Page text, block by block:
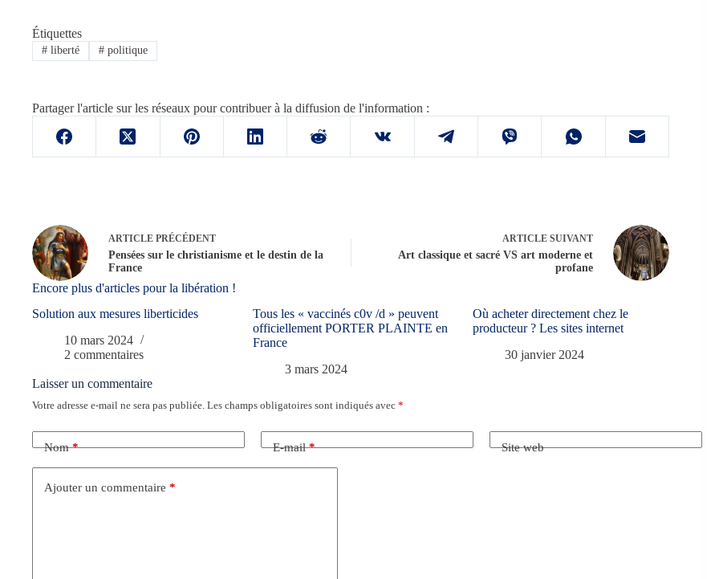
Étiquettes
#liberté #politique
Partager l'article sur les réseaux pour contribuer à la diffusion de l'information :
ARTICLE PRÉCÉDENT
Pensées sur le christianisme et le destin de la
France
ARTICLESUIVANT
Art classique et sacré VS art moderne et
profane
Encore plus d'articles pour la libération !
Solution aux mesures liberticides
10 mars 2024
2 commentaires
Tous les « vaccinés c0v /d » peuvent
officiellement PORTER PLAINTE en
France
3 mars 2024
Où acheter directement chez le
producteur ? Les sites internet
30 janvier 2024
Laisser un commentaire
Votre adresse e-mail ne sera pas publiée. Les champs obligatoires sont indiqués avec *
Nom* E-mail* Site web
Ajouter un commentaire *